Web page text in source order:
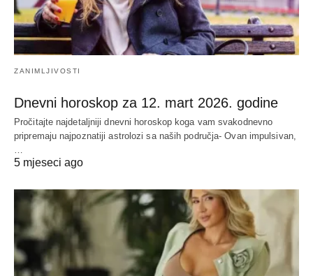
ZANIMLJIVOSTI
Dnevni horoskop za 12. mart 2026. godine
Pročitajte najdetaljniji dnevni horoskop koga vam svakodnevno
pripremaju najpoznatiji astrolozi sa naših područja- Ovan impulsivan,
…
5 mjeseci ago